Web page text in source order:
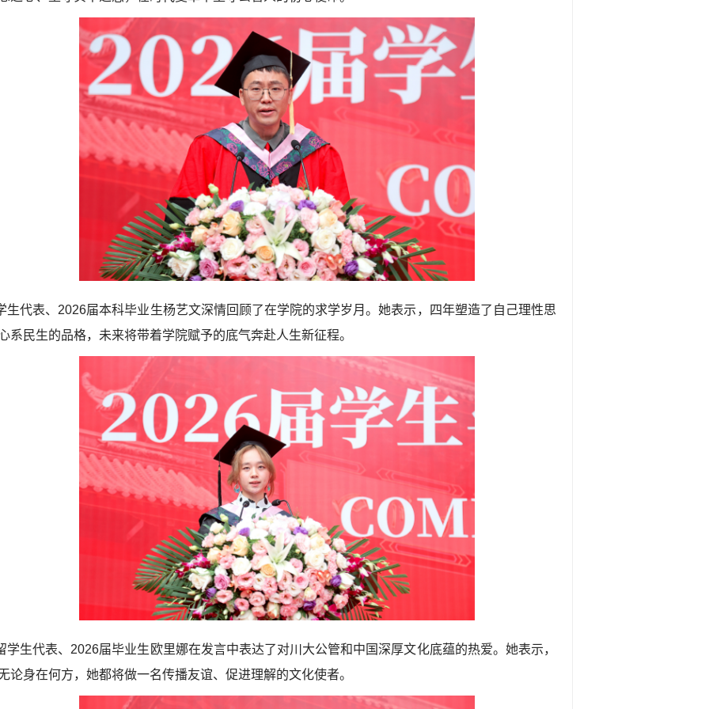
生代表、2026届本科毕业生杨艺文深情回顾了在学院的求学岁月。她表示，四年塑造了自己理性思
系民生的品格，未来将带着学院赋予的底气奔赴人生新征程。
学生代表、2026届毕业生欧里娜在发言中表达了对川大公管和中国深厚文化底蕴的热爱。她表示，
论身在何方，她都将做一名传播友谊、促进理解的文化使者。